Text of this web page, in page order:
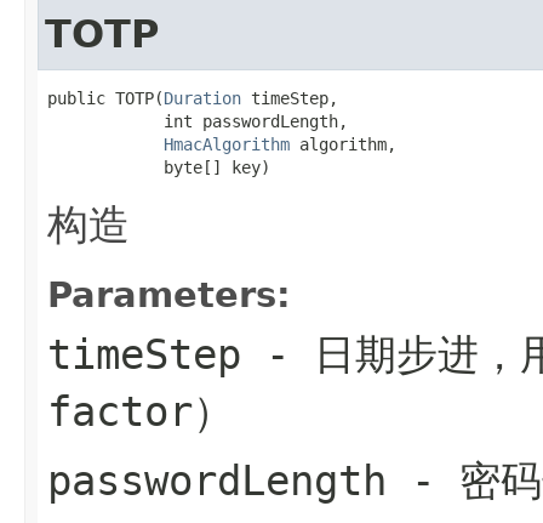
TOTP
public TOTP(Duration timeStep,
            int passwordLength,
HmacAlgorithm algorithm,
            byte[] key)
构造
Parameters:
timeStep - 日期步进，
factor）
passwordLength - 密码